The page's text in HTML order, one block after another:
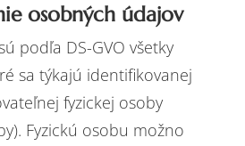
osobných údajov
podľa DS-GVO všetky
sa týkajú identifikovanej
fyzickej osoby
Fyzickú osobu možno